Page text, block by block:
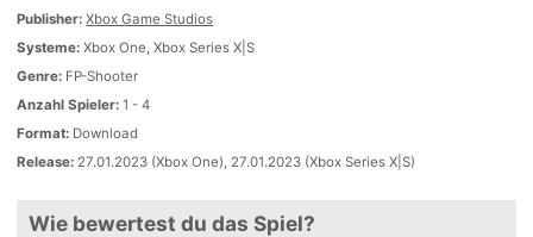
Publisher: Xbox Game Studios
Systeme: Xbox One, Xbox Series X|S
Genre: FP-Shooter
Anzahl Spieler: 1 - 4
Format: Download
Release: 27.01.2023 (Xbox One), 27.01.2023 (Xbox Series X|S)
Wie bewertest du das Spiel?